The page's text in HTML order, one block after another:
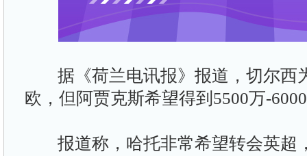
据《荷兰电讯报》报道，切尔西
欧，但阿贾克斯希望得到5500万-
报道称，哈托非常希望转会英超